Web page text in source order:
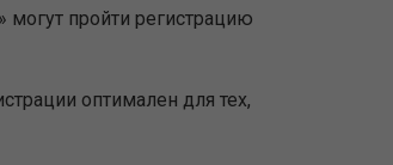
пройти регистрацию
оптимален для тех,